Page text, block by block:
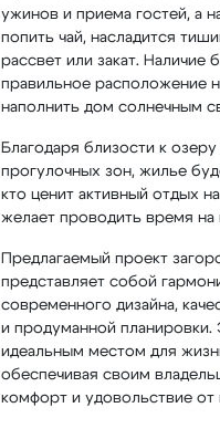
ужинов и приема гостей, а
попить чай, насладится
рассвет или закат. Наличие
правильное расположение
наполнить дом солнечным
Благодаря близости к
прогулочных зон, жилье
кто ценит активный отдых
желает проводить время на
Предлагаемый проект
представляет собой
современного дизайна,
и продуманной планировки.
идеальным местом для
обеспечивая своим
комфорт и удовольствие